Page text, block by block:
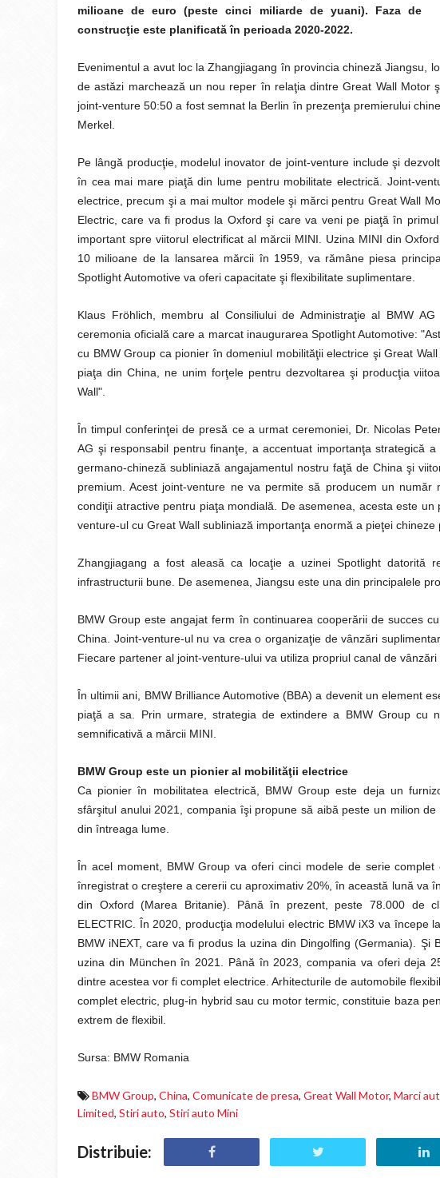
milioane de euro (peste cinci miliarde de yuani). Faza de
construcţie este planificată în perioada 2020-2022.
Evenimentul a avut loc la Zhangjiagang în provincia chineză Jiangsu,
de astăzi marchează un nou reper în relaţia dintre Great Wall Motor
joint-venture 50:50 a fost semnat la Berlin în prezenţa premierului
Merkel.
Pe lângă producţie, modelul inovator de joint-venture include şi
în cea mai mare piaţă din lume pentru mobilitate electrică. Joint-
electrice, precum şi a mai multor modele şi mărci pentru Great Wall
Electric, care va fi produs la Oxford şi care va veni pe piaţă în
important spre viitorul electrificat al mărcii MINI. Uzina MINI din
10 milioane de la lansarea mărcii în 1959, va rămâne piesa
Spotlight Automotive va oferi capacitate şi flexibilitate suplimentare.
Klaus Fröhlich, membru al Consiliului de Administraţie al BMW
ceremonia oficială care a marcat inaugurarea Spotlight Automotive:
cu BMW Group ca pionier în domeniul mobilităţii electrice şi Great
piaţa din China, ne unim forţele pentru dezvoltarea şi producţia
Wall".
În timpul conferinţei de presă ce a urmat ceremoniei, Dr. Nicolas
AG şi responsabil pentru finanţe, a accentuat importanţa strategică
germano-chineză subliniază angajamentul nostru faţă de China şi
premium. Acest joint-venture ne va permite să producem un
condiţii atractive pentru piaţa mondială. De asemenea, acesta este
venture-ul cu Great Wall subliniază importanţa enormă a pieţei chineze
Zhangjiagang a fost aleasă ca locaţie a uzinei Spotlight datorită
infrastructurii bune. De asemenea, Jiangsu este una din principalele
BMW Group este angajat ferm în continuarea cooperării de succes
China. Joint-venture-ul nu va crea o organizaţie de vânzări
Fiecare partener al joint-venture-ului va utiliza propriul canal de vânzări
În ultimii ani, BMW Brilliance Automotive (BBA) a devenit un element
piaţă a sa. Prin urmare, strategia de extindere a BMW Group cu
semnificativă a mărcii MINI.
BMW Group este un pionier al mobilităţii electrice
Ca pionier în mobilitatea electrică, BMW Group este deja un
sfârşitul anului 2021, compania îşi propune să aibă peste un milion
din întreaga lume.
În acel moment, BMW Group va oferi cinci modele de serie
înregistrat o creştere a cererii cu aproximativ 20%, în această lună va
din Oxford (Marea Britanie). Până în prezent, peste 78.000 de
ELECTRIC. În 2020, producţia modelului electric BMW iX3 va începe
BMW iNEXT, care va fi produs la uzina din Dingolfing (Germania).
uzina din München în 2021. Până în 2023, compania va oferi deja
dintre acestea vor fi complet electrice. Arhitecturile de automobile
complet electric, plug-in hybrid sau cu motor termic, constituie baza
extrem de flexibil.
Sursa: BMW Romania
BMW Group, China, Comunicate de presa, Great Wall Motor, Marci
Limited, Stiri auto, Stiri auto Mini
Distribuie: